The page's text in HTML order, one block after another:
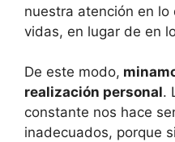
nuestra atención en
vidas, en lugar de en
De este modo,
realización personal.
constante nos hace
inadecuados, porque